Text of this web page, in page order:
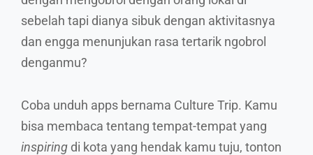
sebelah tapi dianya sibuk dengan aktivitasnya
dan engga menunjukan rasa tertarik ngobrol
denganmu?
Coba unduh apps bernama Culture Trip. Kamu
bisa membaca tentang tempat-tempat yang
inspiring di kota yang hendak kamu tuju, tonton